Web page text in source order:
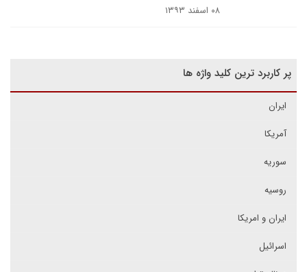
۰۸ اسفند ۱۳۹۳
پر کاربرد ترین کلید واژه ها
ایران
آمریکا
سوریه
روسیه
ایران و امریکا
اسرائیل